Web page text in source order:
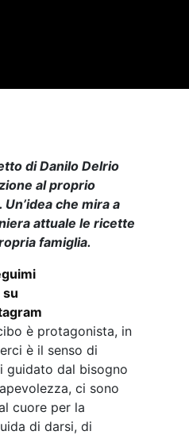
di Danilo Delrio
al proprio
che mira a
attuale le ricette
famiglia.
su
è protagonista, in
è il senso di
guidato dal bisogno
ci sono
cuore per la
di darsi, di